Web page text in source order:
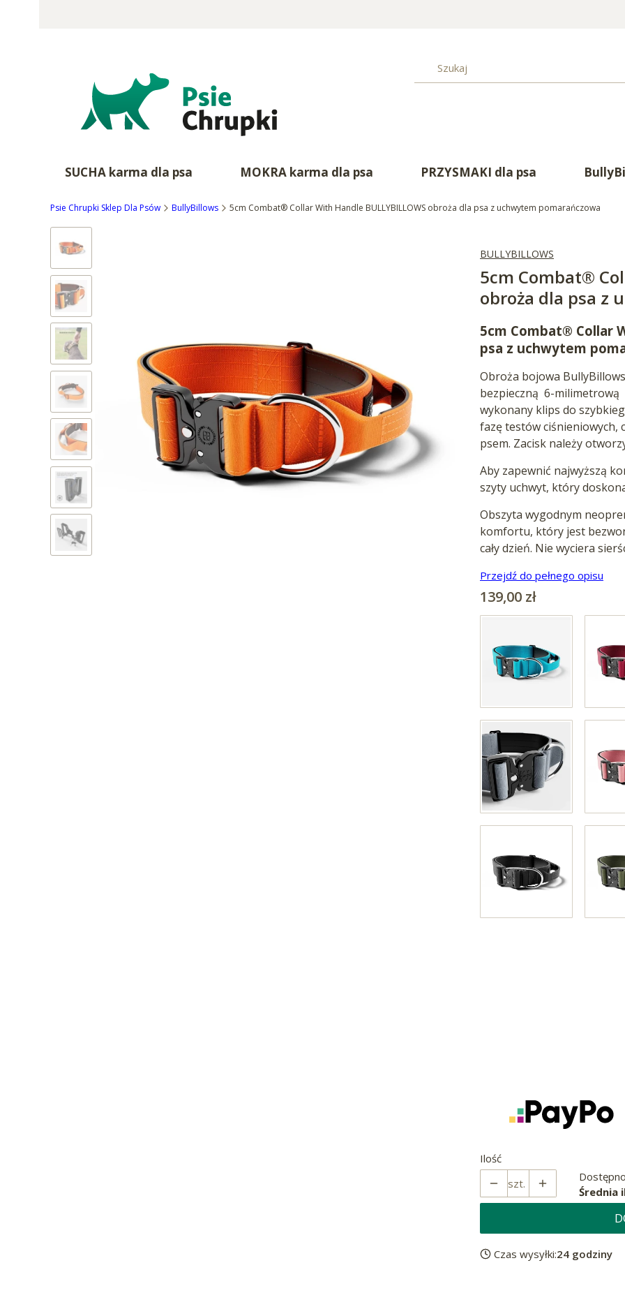
SUCHA karma dla psa MOKRA karma dla psa PRZYSMAKI dla psa
Psie Chrupki Sklep Dla Psów BullyBillows 5cm Combat® Collar With Handle BULLYBILLOWS obroża dla psa z uchwytem pomarańczowa
BULLYBILLOWS
5cm Combat®
obroża dla psa z
5cm Combat® Collar
psa z uchwytem
Obroża bojowa
bezpieczną 6-milimetrową
wykonany klips do
fazę testów ciśnieniowych,
psem. Zacisk należy
Aby zapewnić najwyższą
szyty uchwyt, który
Obszyta wygodnym
komfortu, który jest
cały dzień. Nie wyciera
Przejdź do pełnego opisu
Cena
139,00 zł
Ilość
szt.
Średnia
Czas wysyłki:24 godziny